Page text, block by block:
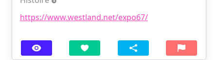
https://www.westland.net/expo67/